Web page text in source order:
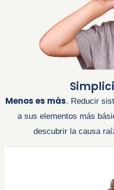
Menos es más. Reducir
a sus elementos más
descubrir la causa